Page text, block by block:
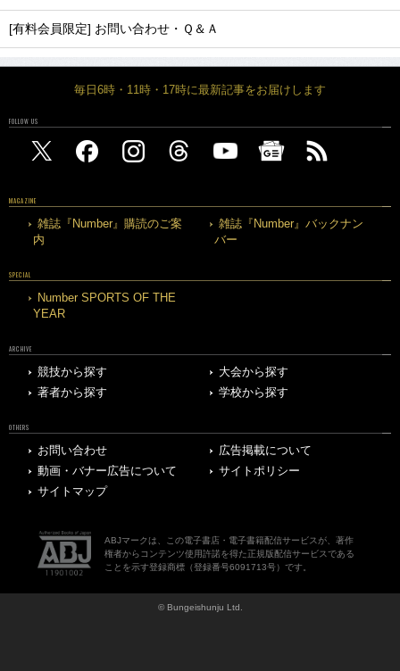
[有料会員限定] お問い合わせ・Ｑ＆Ａ
毎日6時・11時・17時に最新記事をお届けします
FOLLOW US
MAGAZINE
雑誌『Number』購読のご案
内
雑誌『Number』バックナン
バー
SPECIAL
Number SPORTS OF THE
YEAR
ARCHIVE
競技から探す
大会から探す
著者から探す
学校から探す
OTHERS
お問い合わせ
広告掲載について
動画・バナー広告について
サイトポリシー
サイトマップ
ABJマークは、この電子書店・電子書籍配信サービスが、著作
権者からコンテンツ使用許諾を得た正規版配信サービスである
ことを示す登録商標（登録番号6091713号）です。
© Bungeishunju Ltd.